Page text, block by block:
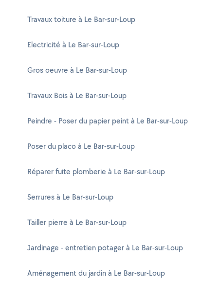
Travaux toiture à Le Bar-sur-Loup
Electricité à Le Bar-sur-Loup
Gros oeuvre à Le Bar-sur-Loup
Travaux Bois à Le Bar-sur-Loup
Peindre - Poser du papier peint à Le Bar-sur-Loup
Poser du placo à Le Bar-sur-Loup
Réparer fuite plomberie à Le Bar-sur-Loup
Serrures à Le Bar-sur-Loup
Tailler pierre à Le Bar-sur-Loup
Jardinage - entretien potager à Le Bar-sur-Loup
Aménagement du jardin à Le Bar-sur-Loup